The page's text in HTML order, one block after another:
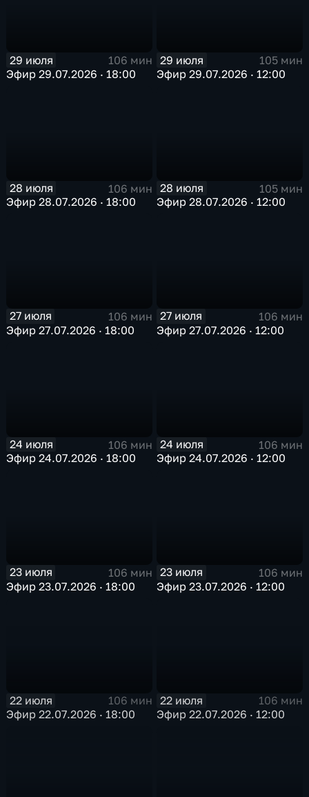
29 июля
106 мин
Эфир 29.07.2026 · 18:00
29 июля
105 мин
Эфир 29.07.2026 · 12:00
28 июля
106 мин
Эфир 28.07.2026 · 18:00
28 июля
105 мин
Эфир 28.07.2026 · 12:00
27 июля
106 мин
Эфир 27.07.2026 · 18:00
27 июля
106 мин
Эфир 27.07.2026 · 12:00
24 июля
106 мин
Эфир 24.07.2026 · 18:00
24 июля
106 мин
Эфир 24.07.2026 · 12:00
23 июля
106 мин
Эфир 23.07.2026 · 18:00
23 июля
106 мин
Эфир 23.07.2026 · 12:00
22 июля
106 мин
Эфир 22.07.2026 · 18:00
22 июля
106 мин
Эфир 22.07.2026 · 12:00